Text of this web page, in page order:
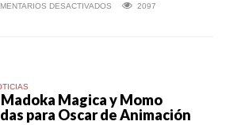
DESACTIVADOS
PERÚ”
2097
Magica y Momo
para Oscar de Animación